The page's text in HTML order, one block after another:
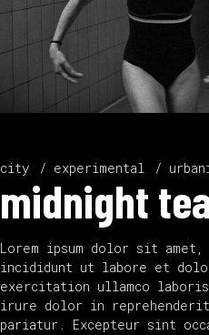
city experimental
midnight
Lorem ipsum dolor sit
incididunt ut labore et
exercitation ullamco
irure dolor in
pariatur. Excepteur sint